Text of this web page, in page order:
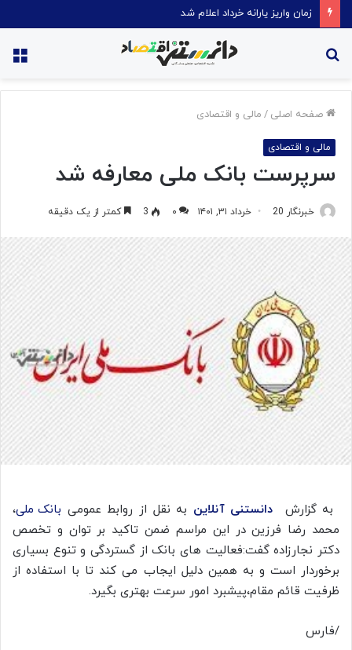
زمان واریز یارانه خرداد اعلام شد
صفحه اصلی / مالی و اقتصادی
مالی و اقتصادی
سرپرست بانک ملی معارفه شد
خبرنگار 20 خرداد ۳۱, ۱۴۰۱ ۰ 3 کمتر از یک دقیقه
به گزارش دانستنی آنلاین به نقل از روابط عمومی بانک ملی،
محمد رضا فرزین در این مراسم ضمن تاکید بر توان و تخصص
دکتر نجارزاده گفت:فعالیت های بانک از گستردگی و تنوع بسیاری
برخوردار است و به همین دلیل ایجاب می کند تا با استفاده از
ظرفیت قائم مقام،پیشبرد امور سرعت بهتری بگیرد.
/فارس